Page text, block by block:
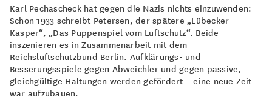
Karl Pechascheck hat gegen die Nazis nichts einzuwenden:
Schon 1933 schreibt Petersen, der spätere „Lübecker
Kasper“, „Das Puppenspiel vom Luftschutz“. Beide
inszenieren es in Zusammenarbeit mit dem
Reichsluftschutzbund Berlin. Aufklärungs- und
Besserungsspiele gegen Abweichler und gegen passive,
gleichgültige Haltungen werden gefördert – eine neue Zeit
war aufzubauen.